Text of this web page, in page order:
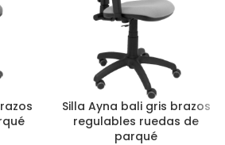
Silla Ayna bali gris brazos
regulables ruedas de
parqué